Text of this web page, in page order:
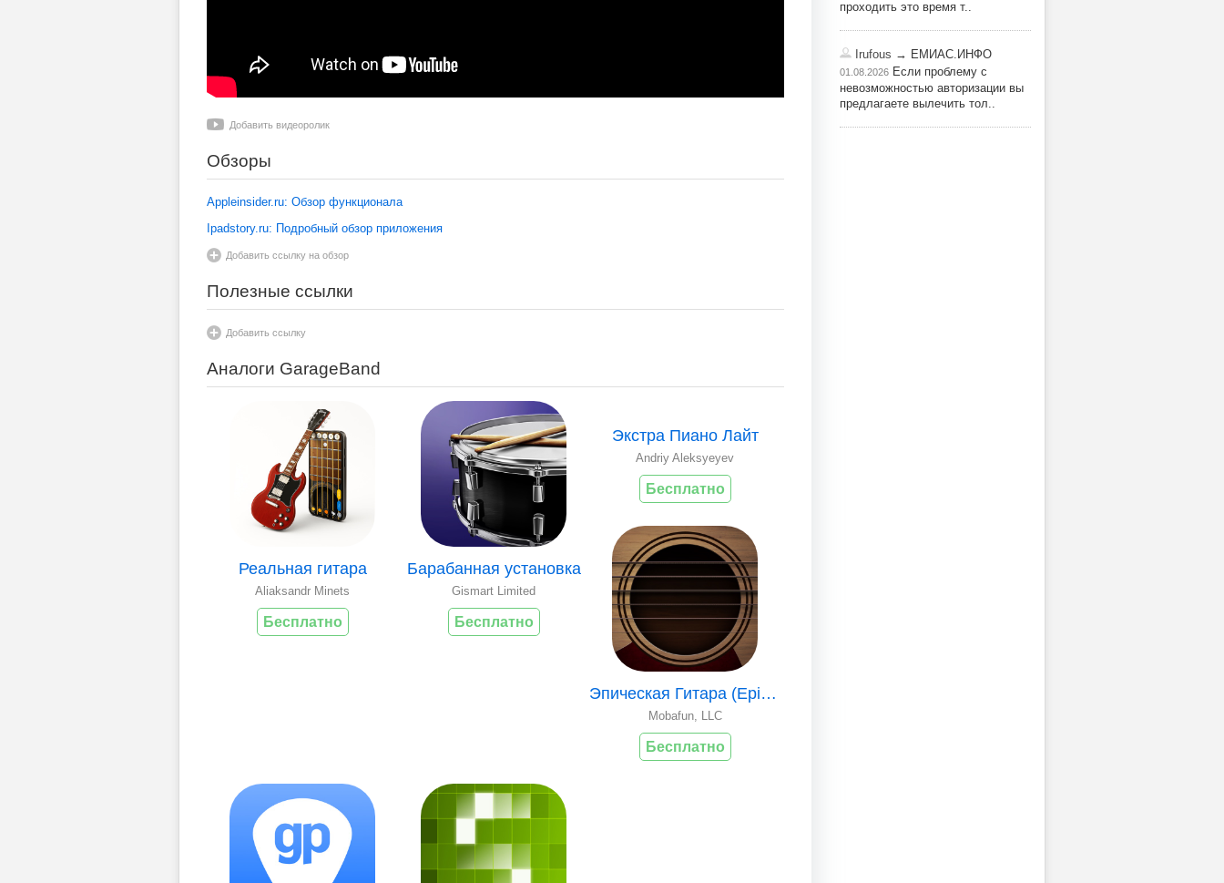
Добавить видеоролик
Обзоры
Appleinsider.ru: Обзор функционала
Ipadstory.ru: Подробный обзор приложения
Добавить ссылку на обзор
Полезные ссылки
Добавить ссылку
Аналоги GarageBand
Реальная гитара
Aliaksandr Minets
Бесплатно
Барабанная установка
Gismart Limited
Бесплатно
Экстра Пиано Лайт
Andriy Aleksyeyev
Бесплатно
Эпическая Гитара (Epic Guitar)
Mobafun, LLC
Бесплатно
проходить это время т..
Irufous → ЕМИАС.ИНФО
01.08.2026 Если проблему с
невозможностью авторизации вы
предлагаете вылечить тол..